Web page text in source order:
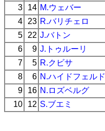
3
14 M.ウェバー
4
23 R.バリチェロ
5
22 J.バトン
6
9 J.トゥルーリ
7
5 R.クビサ
8
6 N.ハイドフェルド
9
16 N.ロズベルグ
10
12 S.ブエミ